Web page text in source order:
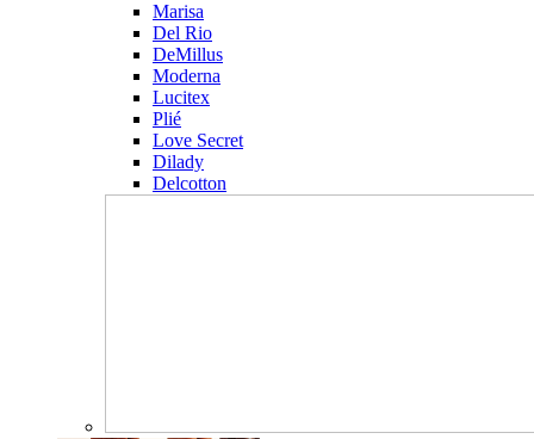
Marisa
Del Rio
DeMillus
Moderna
Lucitex
Plié
Love Secret
Dilady
Delcotton